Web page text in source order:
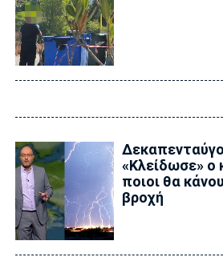
«Κλείδωσε» ο
ποιοι θα
βροχή